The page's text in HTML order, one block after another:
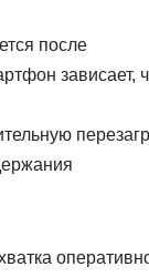
после
зависает,